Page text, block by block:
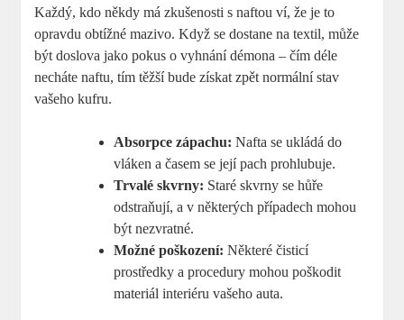
Každý, kdo někdy má zkušenosti s naftou ví, že je to
opravdu obtížné mazivo. Když se dostane na textil, může
být doslova jako pokus o vyhnání démona – čím déle
necháte naftu, tím těžší bude získat zpět normální stav
vašeho kufru.
Absorpce zápachu: Nafta se ukládá do
vláken a časem se její pach prohlubuje.
Trvalé skvrny: Staré skvrny se hůře
odstraňují, a v některých případech mohou
být nezvratné.
Možné poškození: Některé čisticí
prostředky a procedury mohou poškodit
materiál interiéru vašeho auta.